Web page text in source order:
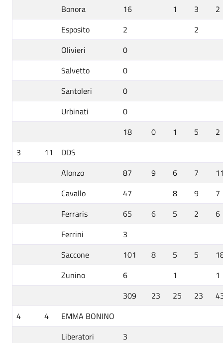
Bonora 16 1 3
2
Esposito
2
2
Olivieri
0
Salvetto
0
Santoleri
0
Urbinati
0
18
0 1 5
2
3
11
DDS
Alonzo
87 9 6 7
Cavallo
47 8 9
7
Ferraris
65 6 5 2
6
Ferrini
3
Saccone
101 8 5 5
Zunino
6 1
1
309
23 25 23
4
4
EMMA BONINO
Liberatori
3